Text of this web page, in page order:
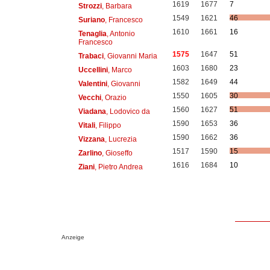
Strozzi, Barbara 1619 1677
7
Suriano, Francesco 1549 1621
46
Tenaglia , Antonio
Francesco
1610 1661 16
Trabaci, Giovanni Maria 1575 1647
51
Uccellini, Marco 1603 1680
23
Valentini, Giovanni 1582 1649
44
Vecchi, Orazio 1550 1605
30
Viadana , Lodovico da 1560 1627
51
Vitali, Filippo 1590 1653
36
Vizzana , Lucrezia 1590 1662
36
Zarlino, Gioseffo 1517 1590
15
Ziani, Pietro Andrea 1616 1684 10
Anzeige